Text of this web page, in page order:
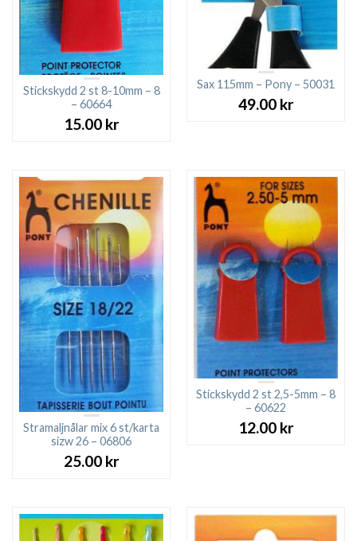
Stickskydd 2 st 8-10mm – 8
– 60664
15.00 kr
Sax 115mm – Pony – 50031
49.00 kr
Stramaljnålar mix 6 st/karta
sizw 26 – 06806
25.00 kr
Stickskydd 2 st 2,5-5mm – 8
– 60622
12.00 kr